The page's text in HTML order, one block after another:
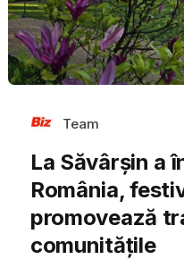
Team
La Săvârșin a
România,
promovează
comunitățile